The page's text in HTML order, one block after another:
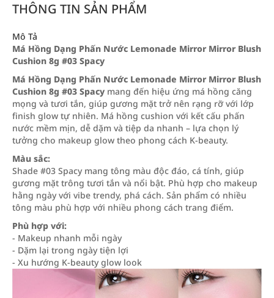
THÔNG TIN SẢN PHẨM
Mô Tả
Má Hồng Dạng Phấn Nước Lemonade Mirror Mirror Blush
Cushion 8g #03 Spacy
Má Hồng Dạng Phấn Nước Lemonade Mirror Mirror Blush
Cushion 8g #03 Spacy mang đến hiệu ứng má hồng căng
mọng và tươi tắn, giúp gương mặt trở nên rạng rỡ với lớp
finish glow tự nhiên. Má hồng cushion với kết cấu phấn
nước mềm mịn, dễ dặm và tiệp da nhanh – lựa chọn lý
tưởng cho makeup glow theo phong cách K-beauty.
Màu sắc:
Shade #03 Spacy mang tông màu độc đáo, cá tính, giúp
gương mặt trông tươi tắn và nổi bật. Phù hợp cho makeup
hằng ngày với vibe trendy, phá cách. Sản phẩm có nhiều
tông màu phù hợp với nhiều phong cách trang điểm.
Phù hợp với:
- Makeup nhanh mỗi ngày
- Dặm lại trong ngày tiện lợi
- Xu hướng K-beauty glow look